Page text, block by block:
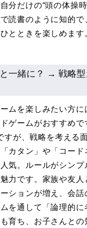
分だけの“頭の体操
読書のように知的で
とときを楽しめます
一緒に？ → 戦略型
ムを楽しみたい方に
ゲームがおすすめ
が、戦略を考える
カタン」や「コード
気。ルールがシンプ
力です。家族や友人
ションが増え、会話
を通して「論理的に
も育ち、お子さんと